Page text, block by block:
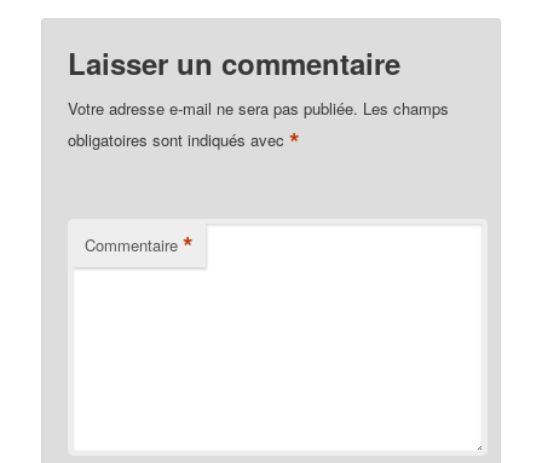
Laisser un commentaire
Votre adresse e-mail ne sera pas publiée. Les champs
obligatoires sont indiqués avec*
Commentaire *